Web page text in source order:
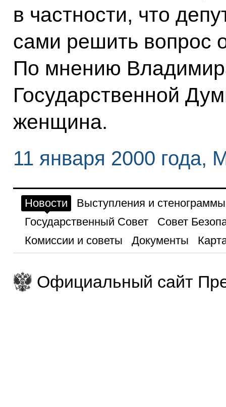
в частности, что
сами решить вопрос
По мнению
Государственной
женщина.
11 января 2000 года,
Новости
Выступления и стенограммы
Государственный Совет
Совет
Комиссии и советы
Документы
Официальный сайт